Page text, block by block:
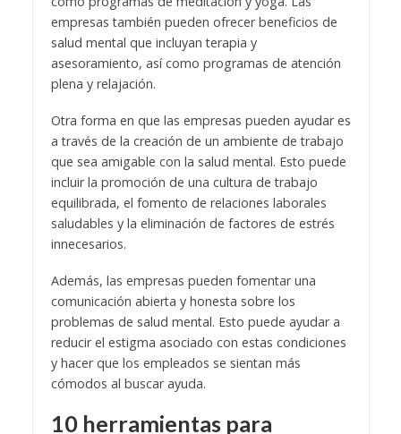
empresas también pueden ofrecer beneficios de
salud mental que incluyan terapia y
asesoramiento, así como programas de atención
plena y relajación.
Otra forma en que las empresas pueden ayudar es
a través de la creación de un ambiente de trabajo
que sea amigable con la salud mental. Esto puede
incluir la promoción de una cultura de trabajo
equilibrada, el fomento de relaciones laborales
saludables y la eliminación de factores de estrés
innecesarios.
Además, las empresas pueden fomentar una
comunicación abierta y honesta sobre los
problemas de salud mental. Esto puede ayudar a
reducir el estigma asociado con estas condiciones
y hacer que los empleados se sientan más
cómodos al buscar ayuda.
10 herramientas para